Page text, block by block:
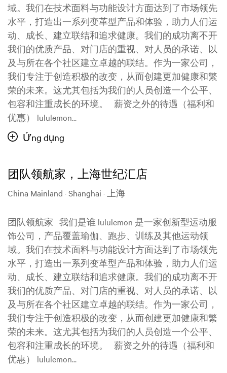
域。我们在技术面料与功能设计方面达到了市场领先
水平，打造出一系列变革型产品和体验，助力人们运
动、成长、建立联结和追求健康。我们的成功离不开
我们的优质产品、对门店的重视、对人员的承诺、以
及与所在各个社区建立卓越的联结。作为一家公司，
我们专注于创造积极的改变，从而创建更加健康和繁
荣的未来。这尤其包括为我们的人员创造一个公平、
包容和注重成长的环境。 薪资之外的待遇（福利和
优惠） lululemon...
Ứng dụng
团队领航家，上海世纪汇店
China Mainland · Shanghai · 上海
团队领航家 我们是谁 lululemon 是一家创新型运动服
饰公司，产品覆盖瑜伽、跑步、训练及其他运动领
域。我们在技术面料与功能设计方面达到了市场领先
水平，打造出一系列变革型产品和体验，助力人们运
动、成长、建立联结和追求健康。我们的成功离不开
我们的优质产品、对门店的重视、对人员的承诺、以
及与所在各个社区建立卓越的联结。作为一家公司，
我们专注于创造积极的改变，从而创建更加健康和繁
荣的未来。这尤其包括为我们的人员创造一个公平、
包容和注重成长的环境。 薪资之外的待遇（福利和
优惠） lululemon...